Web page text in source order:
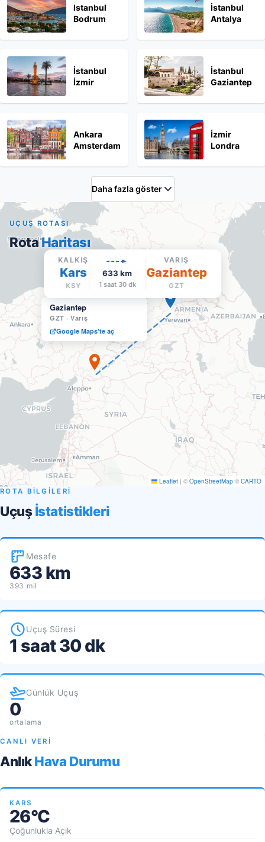
Istanbul
Bodrum
İstanbul
Antalya
İstanbul
İzmir
İstanbul
Gaziantep
Ankara
Amsterdam
İzmir
Londra
Daha fazla göster
Gaziantep
GZT ·Varış
Google Maps'te aç
Leaflet | © OpenStreetMap © CARTO
UÇUŞ ROTASI
RotaHaritası
KALKIŞ
Kars
KSY
633km
1 saat 30 dk
VARIŞ
Gaziantep
GZT
ROTA BİLGİLERİ
Uçuş İstatistikleri
Mesafe
633 km
393 mil
Uçuş Süresi
1 saat 30 dk
Günlük Uçuş
0
ortalama
CANLI VERİ
AnlıkHava Durumu
KARS
26°C
Çoğunlukla Açık